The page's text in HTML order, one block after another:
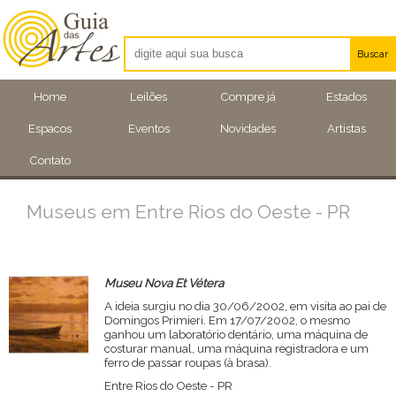
Home Leilões Compre já Estados
Espacos Eventos Novidades Artistas
Contato
Buscar
Artistas
Eventos
Museus em Entre Rios do Oeste - PR
Museu Nova Et Vétera
A ideia surgiu no dia 30/06/2002, em visita ao pai de
Domingos Primieri. Em 17/07/2002, o mesmo
ganhou um laboratório dentário, uma máquina de
costurar manual, uma máquina registradora e um
ferro de passar roupas (à brasa).
Entre Rios do Oeste - PR